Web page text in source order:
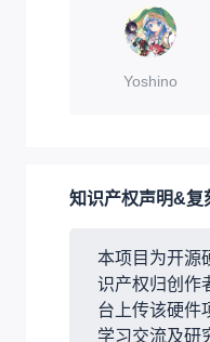
Yoshino
知识产权声明&复
本项目为开源
识产权归创作
台上传该硬件
学习交流及研